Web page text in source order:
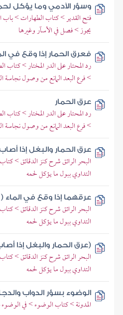
وسؤر الآدمي وما يؤكل
فتح القدير > كتاب الطهارات > باب
يجوز > فصل في الأسآر وغيرها
فعرق الحمار إذا وقع في
رد المحتار على الدر المختار > كتاب
> فرع البعد المانع من وصول نجاسة
عرق الحمار
رد المحتار على الدر المختار > كتاب
> فرع البعد المانع من وصول نجاسة
عرق الحمار والبغل إذا
البحر الرائق شرح كنز الدقائق >
التداوي ببول ما يؤكل لحمه
عرقهما إذا وقع في الماء (
البحر الرائق شرح كنز الدقائق >
التداوي ببول ما يؤكل لحمه
(عرق الحمار والبغل إذا
البحر الرائق شرح كنز الدقائق >
التداوي ببول ما يؤكل لحمه
الوضوء بسؤر الدواب
المدونة > كتاب الوضوء > في